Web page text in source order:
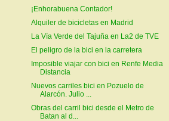
¡Enhorabuena Contador!
Alquiler de bicicletas en Madrid
La Vía Verde del Tajuña en La2 de TVE
El peligro de la bici en la carretera
Imposible viajar con bici en Renfe Media
Distancia
Nuevos carriles bici en Pozuelo de
Alarcón. Julio ...
Obras del carril bici desde el Metro de
Batan al d...